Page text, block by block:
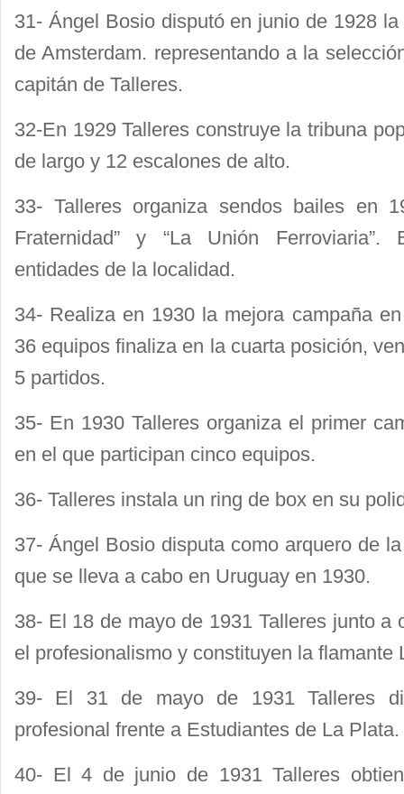
31- Ángel Bosio disputó en junio de 1928
de Amsterdam. representando a la
capitán de Talleres.
32-En 1929 Talleres construye la tribuna
de largo y 12 escalones de alto.
33- Talleres organiza sendos bailes en
Fraternidad” y “La Unión
entidades de la localidad.
34- Realiza en 1930 la mejora campaña
36 equipos finaliza en la cuarta posición,
5 partidos.
35- En 1930 Talleres organiza el primer
en el que participan cinco equipos.
36- Talleres instala un ring de box en su
37- Ángel Bosio disputa como arquero de
que se lleva a cabo en Uruguay en 1930.
38- El 18 de mayo de 1931 Talleres junto a
el profesionalismo y constituyen la flamante
39- El 31 de mayo de 1931 Talleres
profesional frente a Estudiantes de La Plata.
40- El 4 de junio de 1931 Talleres